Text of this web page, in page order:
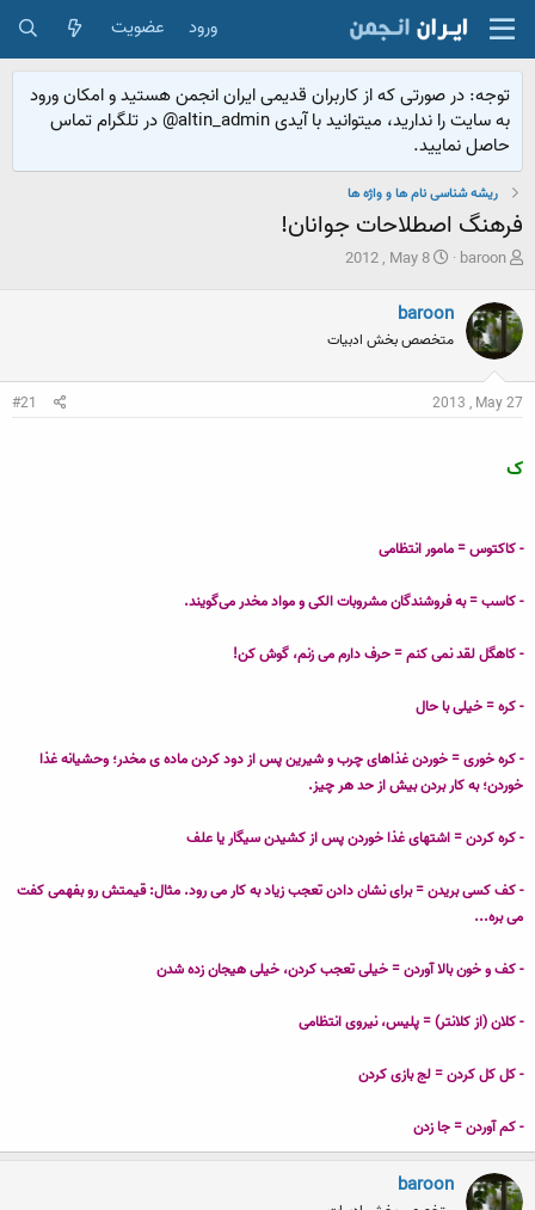
ورود عضویت
توجه: در صورتی که از کاربران قدیمی ایران انجمن هستید و امکان ورود
به سایت را ندارید، میتوانید با آیدی altin_admin@ در تلگرام تماس
حاصل نمایید.
ریشه شناسی نام ها و واژه ها
فرهنگ اصطلاحات جوانان!
ش
و
ع
ن
ن
د
و
ع
baroon
ت
ی
خ
ر
2012 , May 8
baroon
متخصص بخش ادبیات
2013 , May 27
#21
ک
- کاکتوس = مامور انتظامی
- کاسب = به فروشندگان مشروبات الکی و مواد مخدر می‌گویند.
- کاهگل لقد نمی کنم = حرف دارم می زنم، گوش کن!
- کره = خیلی با حال
- کره خوری = خوردن غذاهای چرب و شیرین پس از دود کردن ماده ی مخدر؛ وحشیانه غذا
خوردن؛ به کار بردن بیش از حد هر چیز.
- کره کردن = اشتهای غذا خوردن پس از کشیدن سیگار یا علف
- کف کسی بریدن = برای نشان دادن تعجب زیاد به کار می رود. مثال: قیمتش رو بفهمی کفت
می بره...
- کف و خون بالا آوردن = خیلی تعجب کردن، خیلی هیجان زده شدن
- کلان (از کلانتر) = پلیس، نیروی انتظامی
- کل کل کردن = لج بازی کردن
- کم آوردن = جا زدن
baroon